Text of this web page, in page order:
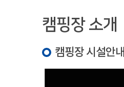
캠핑장 소개
캠핑장 시설안내